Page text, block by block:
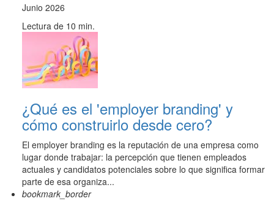
Junio 2026
Lectura de 10 min.
¿Qué es el 'employer branding' y
cómo construirlo desde cero?
El employer branding es la reputación de una empresa como
lugar donde trabajar: la percepción que tienen empleados
actuales y candidatos potenciales sobre lo que significa formar
parte de esa organiza...
bookmark_border